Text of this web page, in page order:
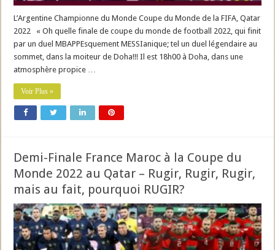
L’Argentine Championne du Monde Coupe du Monde de la FIFA, Qatar
2022 « Oh quelle finale de coupe du monde de football 2022, qui finit
par un duel MBAPPEsquement MESSIanique; tel un duel légendaire au
sommet, dans la moiteur de Doha!!! Il est 18h00 à Doha, dans une
atmosphère propice …
Voir Plus »
Demi-Finale France Maroc à la Coupe du
Monde 2022 au Qatar – Rugir, Rugir, Rugir,
mais au fait, pourquoi RUGIR?